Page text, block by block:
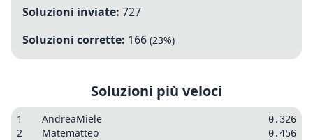
Soluzioni inviate: 727
Soluzioni corrette: 166 (23%)
Soluzioni più veloci
1 AndreaMiele 0.326
2 Matematteo 0.456